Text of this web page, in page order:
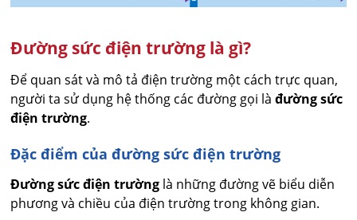
Đường sức điện trường là gì?
Để quan sát và mô tả điện trường một cách trực quan,
người ta sử dụng hệ thống các đường gọi làđường sức
điện trường.
Đặc điểm của đường sức điện trường
Đường sức điện trường là những đường vẽ biểu diễn
phương và chiều của điện trường trong không gian.